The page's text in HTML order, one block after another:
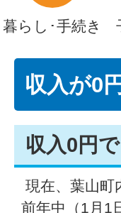
暮らし･手続き
収入が0
収入0円
現在、葉山
前年中（1月1